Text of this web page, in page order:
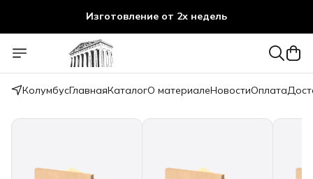
КолумбусГлавнаяКаталогО материалеНовостиОплата